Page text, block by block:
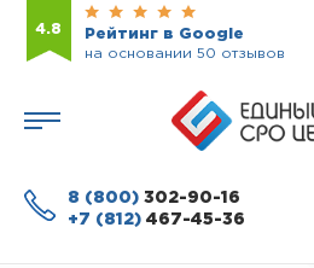
4.8
Рейтинг в Google
на основании 50 отзывов
8 (800) 302-90-16
+7 (812) 467-45-36